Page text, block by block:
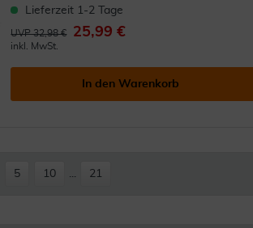
Lieferzeit 1-2 Tage
UVP 32,98 € 25,99 €
inkl. MwSt.
In den Warenkorb
5 10 21